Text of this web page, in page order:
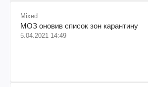
Mixed
МОЗ оновив список зон карантину
5.04.2021 14:49